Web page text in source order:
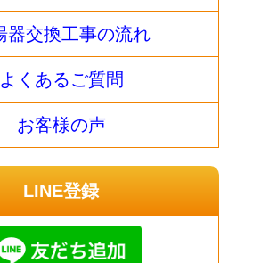
器交換工事の流れ
よくあるご質問
お客様の声
LINE登録